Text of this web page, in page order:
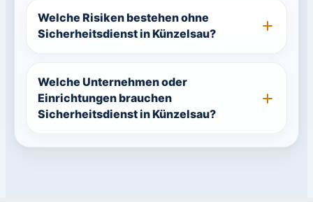
Welche Risiken bestehen ohne
Sicherheitsdienst in Künzelsau?
Welche Unternehmen oder
Einrichtungen brauchen
Sicherheitsdienst in Künzelsau?